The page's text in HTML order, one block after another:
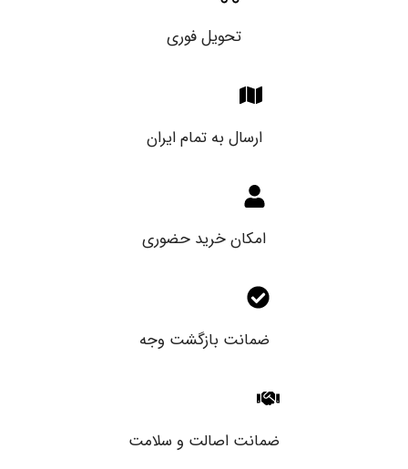
تحویل فوری
ارسال به تمام ایران
امکان خرید حضوری
ضمانت بازگشت وجه
ضمانت اصالت و سلامت